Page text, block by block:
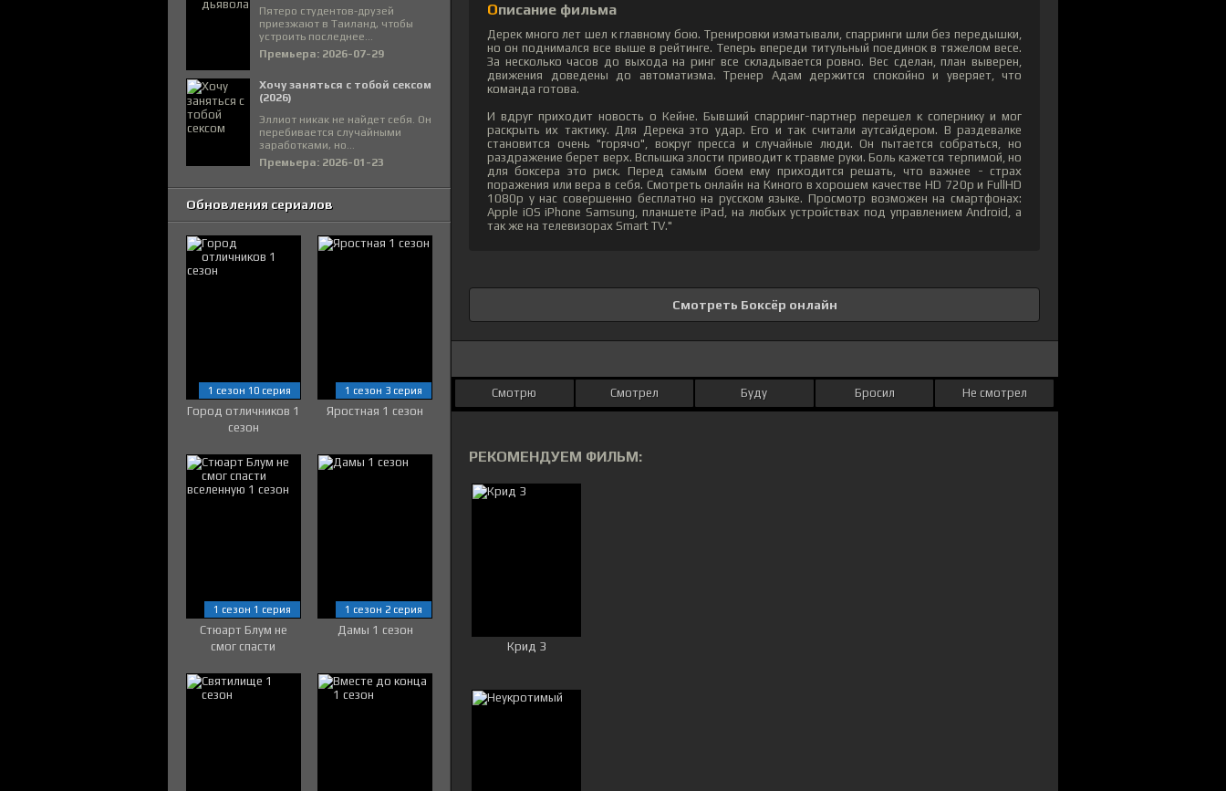
Описание фильма
Дерек много лет шел к главному бою. Тренировки изматывали, спарринги шли без передышки,
но он поднимался все выше в рейтинге. Теперь впереди титульный поединок в тяжелом весе.
За несколько часов до выхода на ринг все складывается ровно. Вес сделан, план выверен,
движения доведены до автоматизма. Тренер Адам держится спокойно и уверяет, что
команда готова.
И вдруг приходит новость о Кейне. Бывший спарринг-партнер перешел к сопернику и мог
раскрыть их тактику. Для Дерека это удар. Его и так считали аутсайдером. В раздевалке
становится очень "горячо", вокруг пресса и случайные люди. Он пытается собраться, но
раздражение берет верх. Вспышка злости приводит к травме руки. Боль кажется терпимой, но
для боксера это риск. Перед самым боем ему приходится решать, что важнее - страх
поражения или вера в себя. Смотреть онлайн на Киного в хорошем качестве HD 720p и FullHD
1080p у нас совершенно бесплатно на русском языке. Просмотр возможен на смартфонах:
Apple iOS iPhone Samsung, планшете iPad, на любых устройствах под управлением Android, а
так же на телевизорах Smart TV."
Смотреть Боксёр онлайн
Смотрю Смотрел Буду Бросил Не смотрел
РЕКОМЕНДУЕМ ФИЛЬМ:
Крид 3
Пятеро студентов-друзей
приезжают в Таиланд, чтобы
устроить последнее...
Премьера: 2026-07-29
Хочу заняться с тобой сексом
(2026)
Эллиот никак не найдет себя. Он
перебивается случайными
заработками, но...
Премьера: 2026-01-23
Обновления сериалов
Город отличников 1
сезон
1 сезон 10 серия
Яростная 1 сезон
1 сезон 3 серия
Стюарт Блум не
смог спасти
1 сезон 1 серия
Дамы 1 сезон
1 сезон 2 серия